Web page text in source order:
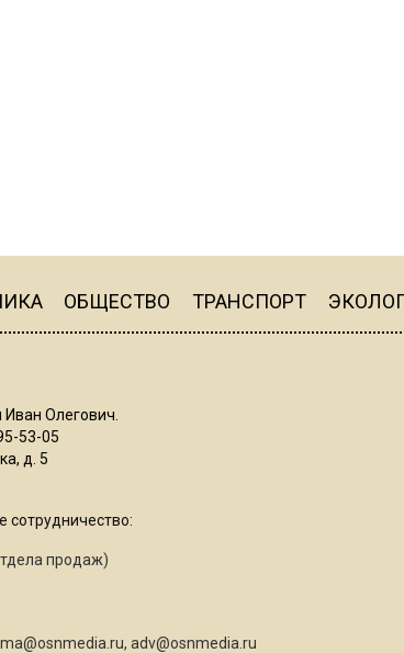
ОБЩЕСТВО ТРАНСПОРТ
Олегович.
53-05
д. 5
сотрудничество:
продаж)
, adv@osnmedia.ru